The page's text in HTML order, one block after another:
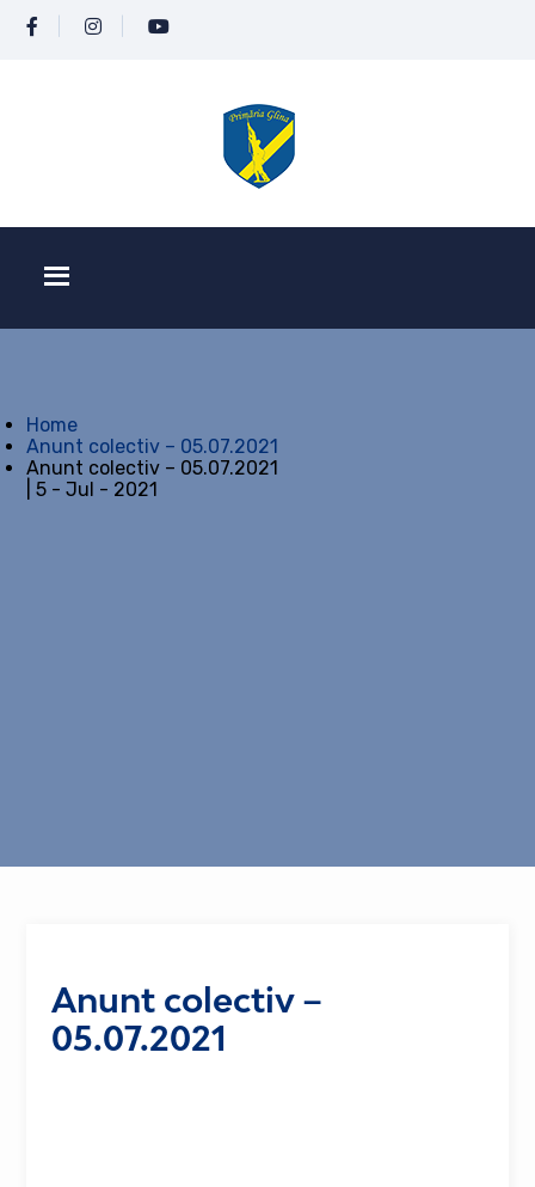
Home
Anunt colectiv – 05.07.2021
Anunt colectiv – 05.07.2021
| 5 - Jul - 2021
Anunt colectiv –
05.07.2021